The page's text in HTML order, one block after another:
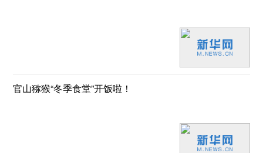
官山猕猴“冬季食堂”开饭啦！